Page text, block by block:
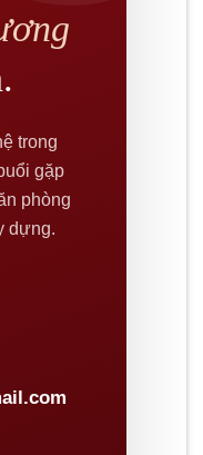
trong
gặp
phòng
dựng.